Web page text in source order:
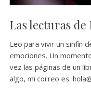
Las lecturas de
Leo para vivir un sinfín
emociones. Un
vez las páginas de un
algo, mi correo es: